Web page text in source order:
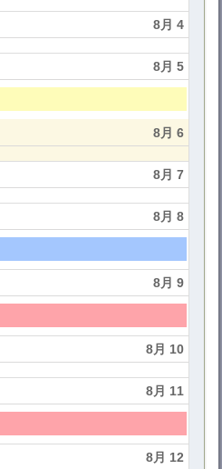
8月 4
8月 5
8月 6
8月 7
8月 8
8月 9
8月 10
8月 11
8月 12